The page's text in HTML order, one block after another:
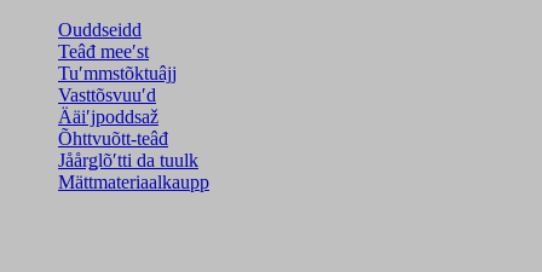
Ouddseidd
Teâđ meeʹst
Tuʹmmstõktuâjj
Vasttõsvuuʹd
Ääiʹjpoddsaž
Õhttvuõtt-teâđ
Jåårǥlõʹtti da tuulk
Mättmateriaalkaupp